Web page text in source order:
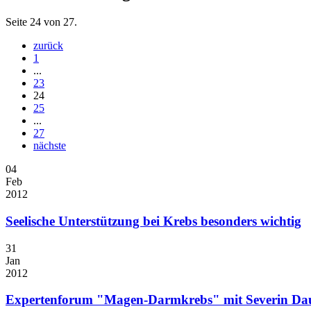
Seite 24 von 27.
zurück
1
...
23
24
25
...
27
nächste
04
Feb
2012
Seelische Unterstützung bei Krebs besonders wichtig
31
Jan
2012
Expertenforum "Magen-Darmkrebs" mit Severin